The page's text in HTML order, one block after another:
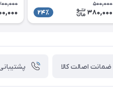
500,000
380,000 24٪
ضمانت اصالت کالا پشتیبانی ۲۴